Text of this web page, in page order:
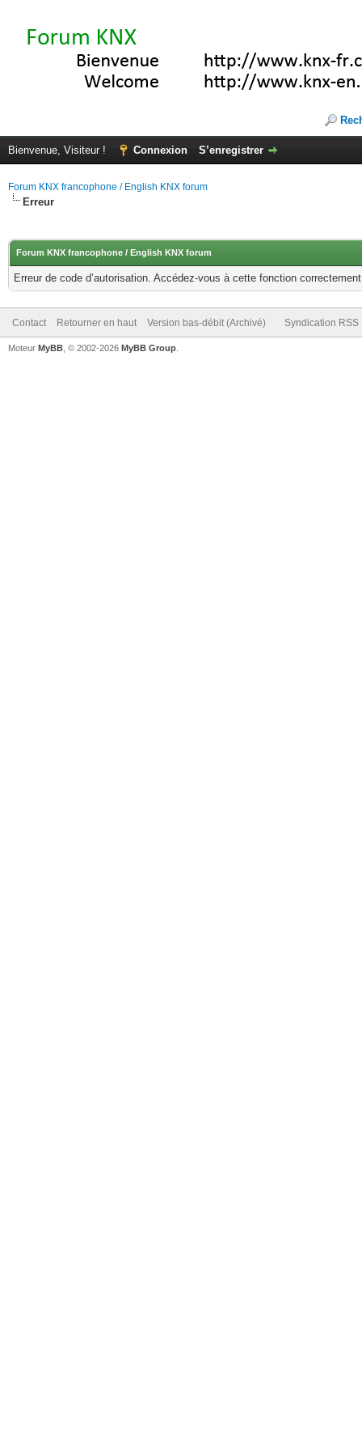
Bienvenue, Visiteur ! Connexion S’enregistrer
Forum KNX francophone / English KNX forum
Erreur
Forum KNX francophone / English KNX forum
Erreur de code d’autorisation. Accédez-vous à cette fonction
Contact Retourner en haut Version bas-débit (Archivé) Syndication RSS
Moteur MyBB , © 2002-2026 MyBB Group